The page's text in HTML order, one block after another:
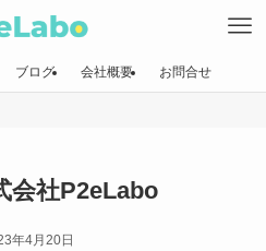
ブログ 会社概要 お問合せ
社P2eLabo
年4月20日